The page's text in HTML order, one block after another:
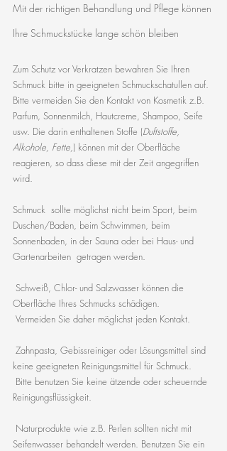
Mit der richtigen Behandlung und Pflege können
Ihre Schmuckstücke lange schön bleiben
Zum Schutz vor Verkratzen bewahren Sie Ihren
Schmuck bitte in geeigneten Schmuckschatullen auf.
Bitte vermeiden Sie den Kontakt von Kosmetik z.B.
Parfum, Sonnenmilch, Hautcreme, Shampoo, Seife
usw. Die darin enthaltenen Stoffe (Duftstoffe,
Alkohole, Fette,) können mit der Oberfläche
reagieren, so dass diese mit der Zeit angegriffen
wird.
Schmuck  sollte möglichst nicht beim Sport, beim
Duschen/Baden, beim Schwimmen, beim
Sonnenbaden, in der Sauna oder bei Haus- und
Gartenarbeiten  getragen werden.
Oberfläche Ihres Schmucks schädigen.
Vermeiden Sie daher möglichst jeden Kontakt.
keine geeigneten Reinigungsmittel für Schmuck.
Reinigungsflüssigkeit.
Seifenwasser behandelt werden. Benutzen Sie ein